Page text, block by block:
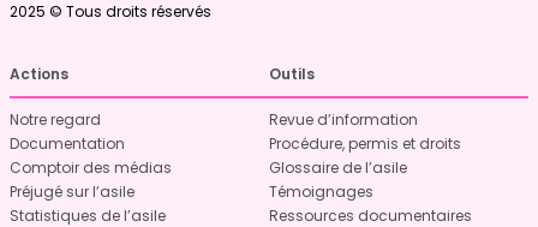
2025 © Tous droits réservés
Actions
Notre regard
Documentation
Comptoir des médias
Préjugé sur l’asile
Statistiques de l’asile
Outils
Revue d’information
Procédure, permis et droits
Glossaire de l’asile
Témoignages
Ressources documentaires